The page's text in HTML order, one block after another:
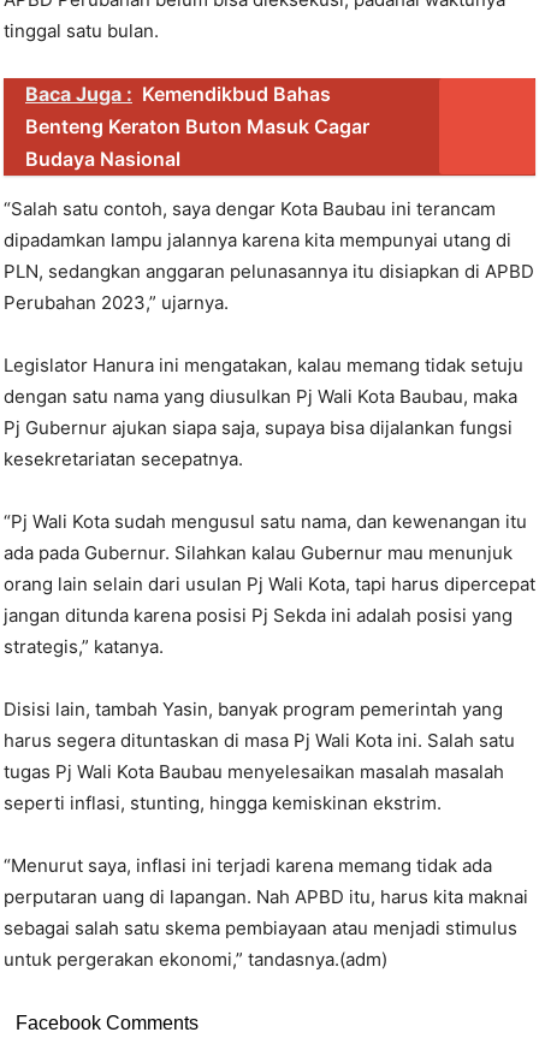
tinggal satu bulan.
Baca Juga : Kemendikbud Bahas
Benteng Keraton Buton Masuk Cagar
Budaya Nasional
“Salah satu contoh, saya dengar Kota Baubau ini terancam
dipadamkan lampu jalannya karena kita mempunyai utang di
PLN, sedangkan anggaran pelunasannya itu disiapkan di APBD
Perubahan 2023,” ujarnya.
Legislator Hanura ini mengatakan, kalau memang tidak setuju
dengan satu nama yang diusulkan Pj Wali Kota Baubau, maka
Pj Gubernur ajukan siapa saja, supaya bisa dijalankan fungsi
kesekretariatan secepatnya.
“Pj Wali Kota sudah mengusul satu nama, dan kewenangan itu
ada pada Gubernur. Silahkan kalau Gubernur mau menunjuk
orang lain selain dari usulan Pj Wali Kota, tapi harus dipercepat
jangan ditunda karena posisi Pj Sekda ini adalah posisi yang
strategis,” katanya.
Disisi lain, tambah Yasin, banyak program pemerintah yang
harus segera dituntaskan di masa Pj Wali Kota ini. Salah satu
tugas Pj Wali Kota Baubau menyelesaikan masalah masalah
seperti inflasi, stunting, hingga kemiskinan ekstrim.
“Menurut saya, inflasi ini terjadi karena memang tidak ada
perputaran uang di lapangan. Nah APBD itu, harus kita maknai
sebagai salah satu skema pembiayaan atau menjadi stimulus
untuk pergerakan ekonomi,” tandasnya.(adm)
Facebook Comments